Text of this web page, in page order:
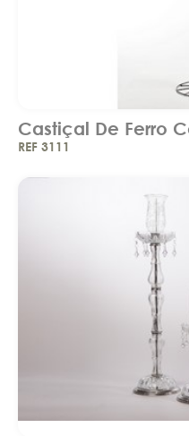
Castiçal De Ferro
REF 3111